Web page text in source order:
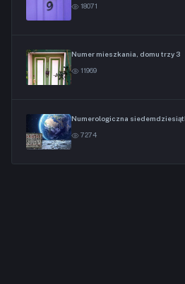
18071
Numer mieszkania, domu trzy 3
11969
Numerologiczna
7274